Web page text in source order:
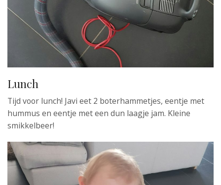
Lunch
Tijd voor lunch! Javi eet 2 boterhammetjes, eentje met
hummus en eentje met een dun laagje jam. Kleine
smikkelbeer!